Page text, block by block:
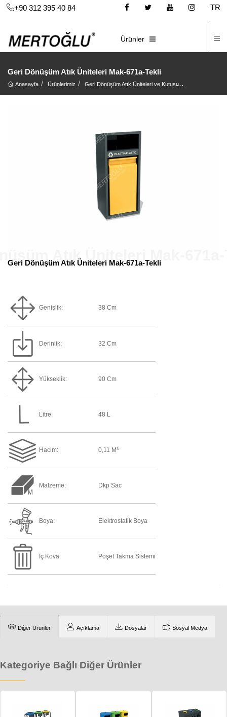
+90 312 395 40 84
TR
Ürünler
Geri Dönüşüm Atık Üniteleri Mak-671a-Tekli
Anasayfa Ürünlerimiz Geri Dönüşüm Atık Üniteleri ve Kutusu
Geri Dönüşüm Atık Üniteleri Mak-671a-Tekli
Genişlik: 38 Cm
Derinlik: 32 Cm
Yükseklik: 90 Cm
Litre: 48 L
Hacim: 0,11 M³
Malzeme: Dkp Sac
Boya: Elektrostatik Boya
İç Kova: Poşet Takma Sistemi
Diğer Ürünler Açıklama Dosyalar Sosyal Medya
Kategoriye Bağlı Diğer Ürünler